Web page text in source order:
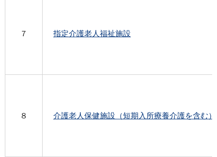
７ 指定介護老人福祉施設
８ 介護老人保健施設（短期入所療養介護を含む）